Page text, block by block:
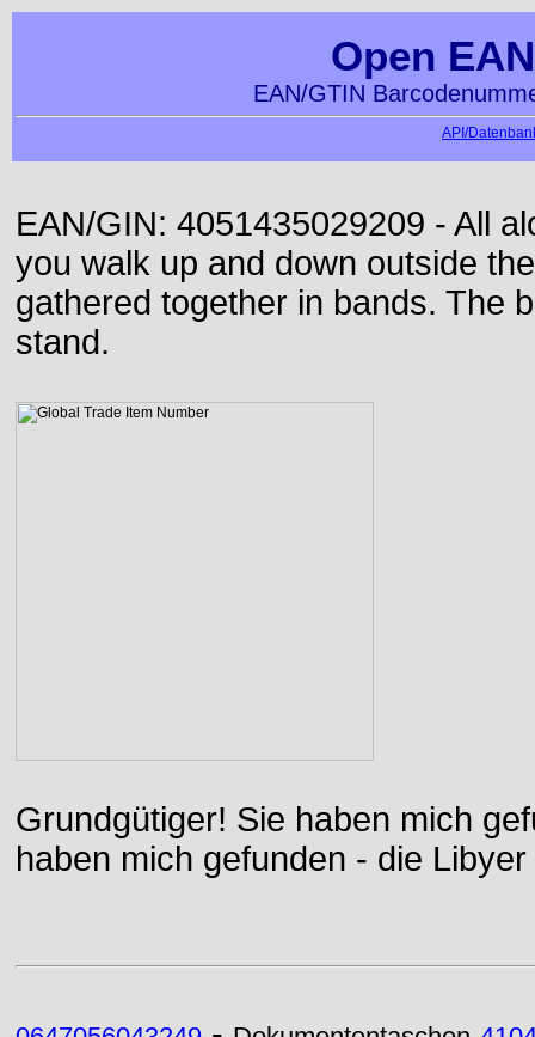
Open
EAN/GTIN
API/
EAN/GIN: 4051435029209 - All
you walk up and down outside
gathered together in bands. The
stand.
Grundgütiger! Sie haben mich
haben mich gefunden - die